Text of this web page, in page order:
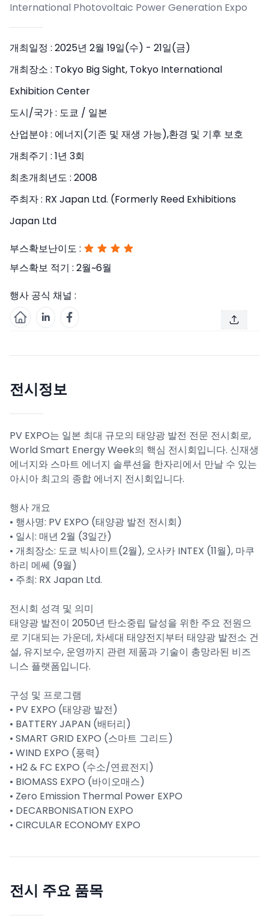
International Photovoltaic Power Generation Expo
개최일정 : 2025년 2월 19일(수) - 21일(금)
개최장소 : Tokyo Big Sight, Tokyo International
Exhibition Center
도시/국가 : 도쿄 / 일본
산업분야 : 에너지(기존 및 재생 가능),환경 및 기후 보호
개최주기 : 1년 3회
최초개최년도 : 2008
주최자 : RX Japan Ltd. (Formerly Reed Exhibitions
Japan Ltd
부스확보난이도 :
부스확보 적기 : 2월~6월
행사 공식 채널 :
전시정보
PV EXPO는 일본 최대 규모의 태양광 발전 전문 전시회로,
World Smart Energy Week의 핵심 전시회입니다. 신재생
에너지와 스마트 에너지 솔루션을 한자리에서 만날 수 있는
아시아 최고의 종합 에너지 전시회입니다.
행사 개요
• 행사명: PV EXPO (태양광 발전 전시회)
• 일시: 매년 2월 (3일간)
• 개최장소: 도쿄 빅사이트(2월), 오사카 INTEX (11월), 마쿠
하리 메쎄 (9월)
• 주최: RX Japan Ltd.
전시회 성격 및 의미
태양광 발전이 2050년 탄소중립 달성을 위한 주요 전원으
로 기대되는 가운데, 차세대 태양전지부터 태양광 발전소 건
설, 유지보수, 운영까지 관련 제품과 기술이 총망라된 비즈
니스 플랫폼입니다.
구성 및 프로그램
• PV EXPO (태양광 발전)
• BATTERY JAPAN (배터리)
• SMART GRID EXPO (스마트 그리드)
• WIND EXPO (풍력)
• H2 & FC EXPO (수소/연료전지)
• BIOMASS EXPO (바이오매스)
• Zero Emission Thermal Power EXPO
• DECARBONISATION EXPO
• CIRCULAR ECONOMY EXPO
전시 주요 품목